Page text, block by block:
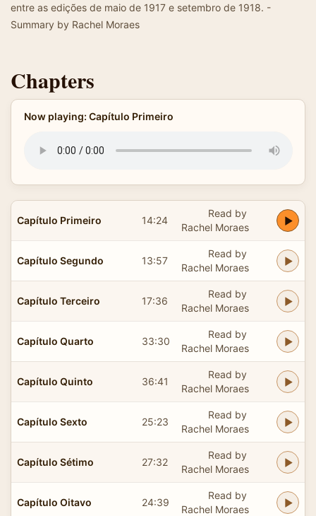
entre as edições de maio de 1917 e setembro de 1918. -
Summary by Rachel Moraes
Chapters
Now playing: Capítulo Primeiro
Capítulo Primeiro 14:24
Read by
Rachel Moraes
Capítulo Segundo 13:57
Read by
Rachel Moraes
Capítulo Terceiro 17:36
Read by
Rachel Moraes
Capítulo Quarto 33:30
Read by
Rachel Moraes
Capítulo Quinto 36:41
Read by
Rachel Moraes
Capítulo Sexto 25:23
Read by
Rachel Moraes
Capítulo Sétimo 27:32
Read by
Rachel Moraes
Capítulo Oitavo 24:39
Read by
Rachel Moraes